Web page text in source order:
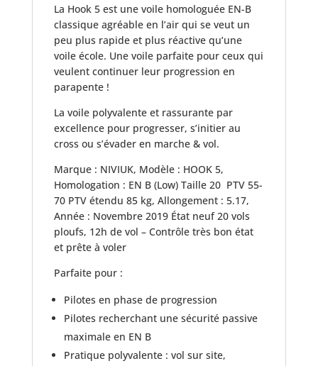
La Hook 5 est une voile homologuée EN-B
classique agréable en l’air qui se veut un
peu plus rapide et plus réactive qu’une
voile école. Une voile parfaite pour ceux qui
veulent continuer leur progression en
parapente !
La voile polyvalente et rassurante par
excellence pour progresser, s’initier au
cross ou s’évader en marche & vol.
Marque : NIVIUK, Modèle : HOOK 5,
Homologation : EN B (Low) Taille 20 PTV 55-
70 PTV étendu 85 kg, Allongement : 5.17,
Année : Novembre 2019 État neuf 20 vols
ploufs, 12h de vol – Contrôle très bon état
et prête à voler
Parfaite pour :
Pilotes en phase de progression
Pilotes recherchant une sécurité passive
maximale en EN B
Pratique polyvalente : vol sur site,